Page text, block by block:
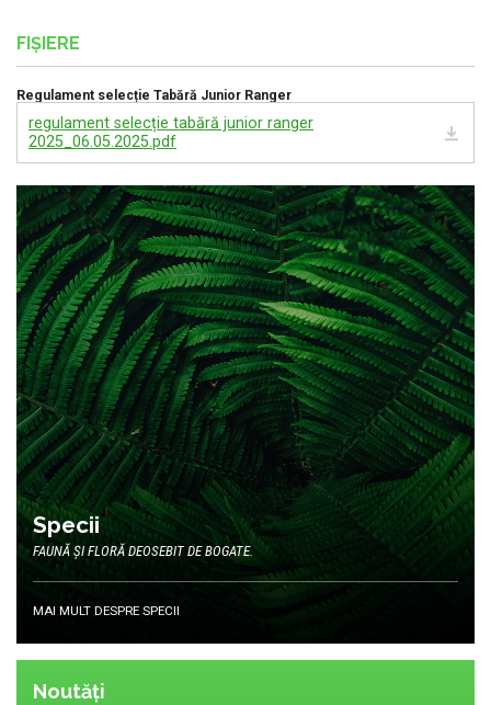
FIȘIERE
Regulament selecție Tabără Junior Ranger
regulament selecție tabără junior ranger
2025_06.05.2025.pdf
Specii
FAUNĂ ȘI FLORĂ DEOSEBIT DE BOGATE.
MAI MULT DESPRE SPECII
Noutăți